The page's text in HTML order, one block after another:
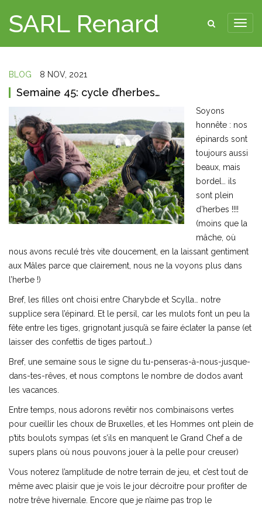
SARL Renard
BLOG 8 NOV, 2021
Semaine 45: cycle d’herbes…
Soyons
honnête : nos
épinards sont
toujours aussi
beaux, mais
bordel… ils
sont plein
d’herbes !!!!
(moins que la
mâche, où
nous avons reculé très vite doucement, en la laissant gentiment
aux Mâles parce que clairement, nous ne la voyons plus dans
l’herbe !)
Bref, les filles ont choisi entre Charybde et Scylla… notre
supplice sera l’épinard. Et le persil, car les mulots font un peu la
fête entre les tiges, grignotant jusqu’à se faire éclater la panse (et
laisser des confettis de tiges partout…)
Bref, une semaine sous le signe du tu-penseras-à-nous-jusque-
dans-tes-rêves, et nous comptons le nombre de dodos avant
les vacances.
Entre temps, nous adorons revêtir nos combinaisons vertes
pour cueillir les choux de Bruxelles, et les Hommes ont plein de
p’tits boulots sympas (et s’ils en manquent le Grand Chef a de
supers plans où nous pouvons jouer à la pelle pour creuser)
Vous noterez l’amplitude de notre terrain de jeu, et c’est tout de
même avec plaisir que je vois le jour décroitre pour profiter de
notre trêve hivernale. Encore que je n’aime pas trop le